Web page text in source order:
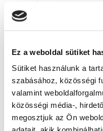
Ez a weboldal sütiket
Sütiket használunk a
szabásához, közösségi
valamint
közösségi média-,
megosztjuk az Ön
Breathe Right